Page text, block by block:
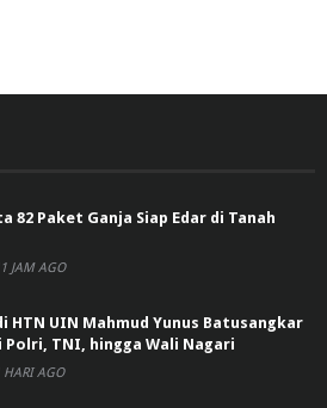
82 Paket Ganja Siap Edar di Tanah
JAM AGO
HTN UIN Mahmud Yunus Batusangkar
Polri, TNI, hingga Wali Nagari
HARI AGO